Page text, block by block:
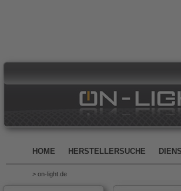
HOME HERSTELLERSUCHE
> on-light.de